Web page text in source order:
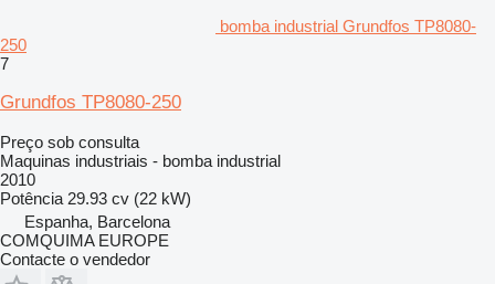
bomba industrial Grundfos TP8080-
250
7
Grundfos TP8080-250
Preço sob consulta
Maquinas industriais - bomba industrial
2010
Potência 29.93 cv (22 kW)
Espanha, Barcelona
COMQUIMA EUROPE
Contacte o vendedor